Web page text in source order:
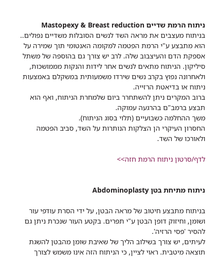
ניתוח הרמת שדיים Mastopexy & Breast reduction
בניתוח מעצבים את מראה השד לנשים הסובלות משדיים נפולים..
הוא מתבצע ע"י הרמת הפטמה למקומה האנטומי תוך שמירה על
אספקת הדם והעיצבוב שלה. לרב יש צורך גם בהוספה של משתל
סיליקון. הניתוח מתאים לנשים אחר לידות והנקות מממושכות,
ולאחרונה נפוץ בקרב נשים שירדו משמעותית במשקלם באמצעות
ניתוח או בדיאטת הרזייה.
ברוב המקרים ניתן להשתחרר ביום שלמחרת הניתוח, ואף הוא
תבצע ברמב"ם בהרגעה עמוקה.
משך ההחלמה כשבועיים (תלוי בסוג הניתוח).
החסרון העיקרי הן הצלקות הנותרות על השד, סביב הפטמה
ולאורכו של השד.
לדף/סרטון ניתוח הרמת חזה>>
ניתוח מתיחת בטן Abdominoplasty
בניתוח מתבצע חיטוב של מראה הבטן, על ידי הסרת עודפי עור
ושומן, וחיזוק דופן הבטן ע"י תפרים. בקטע העור שנכרת ניתן גם
להסיר 'פסי הרזיה'.
לעיתים, יש צורך בשילוב הליך של שאיבת שומן מהבטן להשגת
תוצאה מיטבית. ראוי לציין, כי הניתוח הזה אינו משמש לצורך